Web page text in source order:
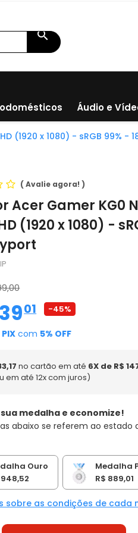
search
Áudio e
(1920 x 1080) - sRGB 99% -
(Avalie agora!)
Acer Gamer KG0
(1920 x 1080) -
,
01 -45%
com 5% OFF
no cartão em até 6X de R$
em até 12x com juros)
sua medalha e economize!
abaixo se referem ao
Ouro
948,52
Medalha
R$ 889,01
sobre as condições de cada